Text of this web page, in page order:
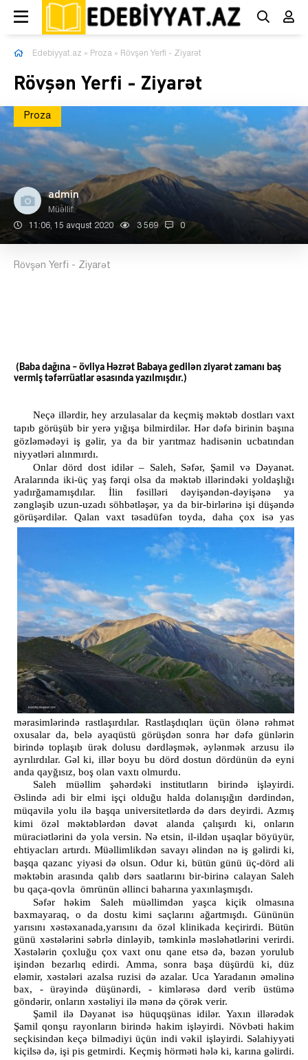
Edebiyyat.az » Proza » Rövşən Yerfi - Ziyarət
Rövşən Yerfi - Ziyarət
Proza
admin
Müəllif:
11:06, 15 avqust 2020 3 569 0
Rövşən Yerfi - Ziyarət
(Baba dağına – övliya Həzrət Babaya gedilən ziyarət zamanı baş
vermiş təfərrüatlar əsasında yazılmışdır.)
Neçə illərdir, hey arzulasalar da keçmiş məktəb dostları vaxt
tapıb görüşüb bir yerə yığışa bilmirdilər. Hər dəfə birinin başına
gözləmədəyi iş gəlir, ya da bir yarıtmaz hadisənin ucbatından
niyyətləri alınmırdı.
Onlar dörd dost idilər – Saleh, Səfər, Şamil və Dəyanət.
Aralarında iki-üç yaş fərqi olsa da məktəb illərindəki yoldaşlığı
yadırğamamışdılar. İlin fəsilləri dəyişəndən-dəyişənə ya
zəngləşib uzun-uzadı söhbətləşər, ya da bir-birlərinə işi düşəndə
görüşərdilər. Qalan vaxt təsadüfən toyda, daha çox isə yas
mərasimlərində rastlaşırdılar. Rastlaşdıqları üçün ölənə rəhmət
oxusalar da, belə ayaqüstü görüşdən sonra hər dəfə günlərin
birində toplaşıb ürək dolusu dərdləşmək, əylənmək arzusu ilə
ayrılırdılar. Gəl ki, illər boyu bu dörd dostun dördünün də eyni
anda qayğısız, boş olan vaxtı olmurdu.
Saleh müəllim şəhərdəki institutların birində işləyirdi.
Əslində adi bir elmi işçi olduğu halda dolanışığın dərdindən,
müqavilə yolu ilə başqa universitetlərdə də dərs deyirdi. Azmış
kimi özəl məktəblərdən dəvət alanda çalışırdı ki, onların
müraciətlərini də yola versin. Nə etsin, il-ildən uşaqlar böyüyür,
ehtiyacları artırdı. Müəllimlikdən savayı əlindən nə iş gəlirdi ki,
başqa qazanc yiyəsi də olsun. Odur ki, bütün günü üç-dörd ali
məktəbin arasında qalıb dərs saatlarını bir-birinə calayan Saleh
bu qaça-qovla ömrünün əllinci baharına yaxınlaşmışdı.
Səfər həkim Saleh müəllimdən yaşca kiçik olmasına
baxmayaraq, o da dostu kimi saçlarını ağartmışdı. Gününün
yarısını xəstəxanada,yarısını da özəl klinikada keçirirdi. Bütün
günü xəstələrini səbrlə dinləyib, təmkinlə məsləhətlərini verirdi.
Xəstələrin çoxluğu çox vaxt onu qane etsə də, bəzən yorulub
işindən bezarlıq edirdi. Amma, sonra başa düşürdü ki, düz
eləmir, xəstələri azalsa ruzisi də azalar. Uca Yaradanın əməlinə
bax, - ürəyində düşünərdi, - kimlərəsə dərd verib üstümə
göndərir, onların xəstəliyi ilə mənə də çörək verir.
Şamil ilə Dəyanət isə hüquqşünas idilər. Yaxın illərədək
Şamil qonşu rayonların birində hakim işləyirdi. Növbəti hakim
seçkisindən keçə bilmədiyi üçün indi vəkil işləyirdi. Səlahiyyəti
kiçilsə də, işi pis getmirdi. Keçmiş hörməti hələ ki, karına gəlirdi.